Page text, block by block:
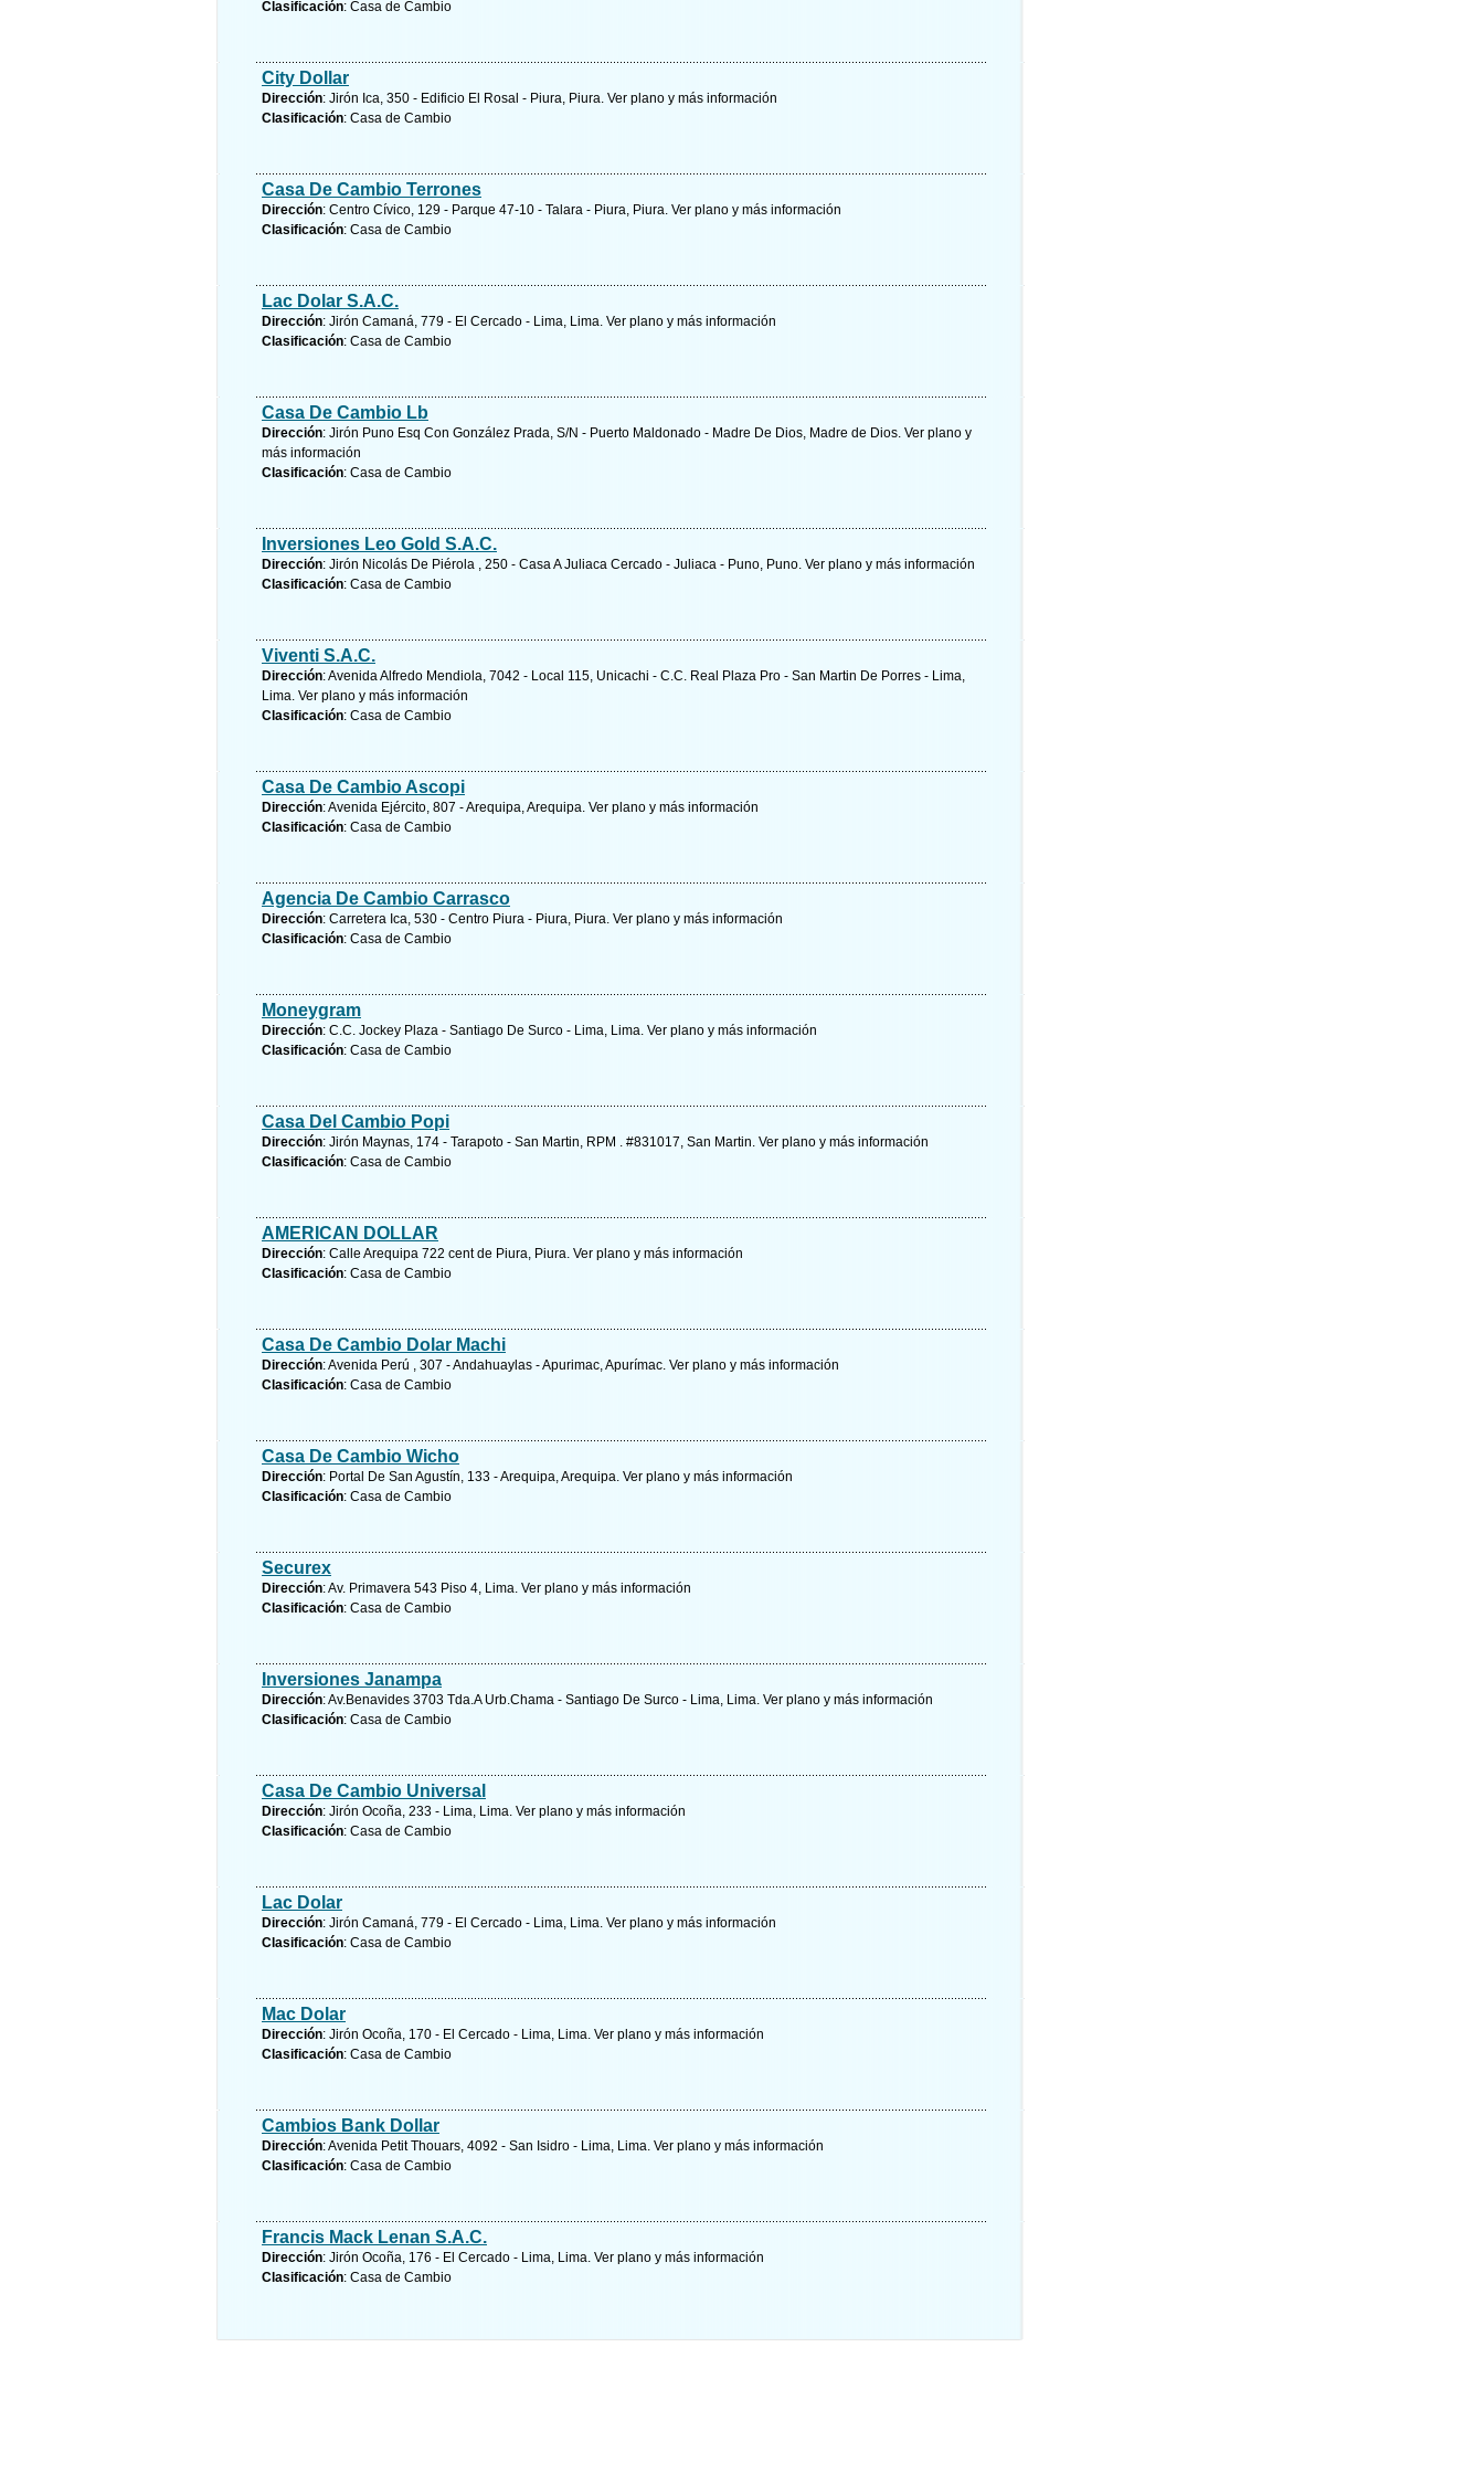
Clasificación: Casa de Cambio
City Dollar
Dirección: Jirón Ica, 350 - Edificio El Rosal - Piura, Piura. Ver plano y más información
Clasificación: Casa de Cambio
Casa De Cambio Terrones
Dirección: Centro Cívico, 129 - Parque 47-10 - Talara - Piura, Piura. Ver plano y más información
Clasificación: Casa de Cambio
Lac Dolar S.A.C.
Dirección: Jirón Camaná, 779 - El Cercado - Lima, Lima. Ver plano y más información
Clasificación: Casa de Cambio
Casa De Cambio Lb
Dirección: Jirón Puno Esq Con González Prada, S/N - Puerto Maldonado - Madre De Dios, Madre de Dios. Ver plano y
más información
Clasificación: Casa de Cambio
Inversiones Leo Gold S.A.C.
Dirección: Jirón Nicolás De Piérola , 250 - Casa A Juliaca Cercado - Juliaca - Puno, Puno. Ver plano y más información
Clasificación: Casa de Cambio
Viventi S.A.C.
Dirección: Avenida Alfredo Mendiola, 7042 - Local 115, Unicachi - C.C. Real Plaza Pro - San Martin De Porres - Lima,
Lima. Ver plano y más información
Clasificación: Casa de Cambio
Casa De Cambio Ascopi
Dirección: Avenida Ejército, 807 - Arequipa, Arequipa. Ver plano y más información
Clasificación: Casa de Cambio
Agencia De Cambio Carrasco
Dirección: Carretera Ica, 530 - Centro Piura - Piura, Piura. Ver plano y más información
Clasificación: Casa de Cambio
Moneygram
Dirección: C.C. Jockey Plaza - Santiago De Surco - Lima, Lima. Ver plano y más información
Clasificación: Casa de Cambio
Casa Del Cambio Popi
Dirección: Jirón Maynas, 174 - Tarapoto - San Martin, RPM . #831017, San Martin. Ver plano y más información
Clasificación: Casa de Cambio
AMERICAN DOLLAR
Dirección: Calle Arequipa 722 cent de Piura, Piura. Ver plano y más información
Clasificación: Casa de Cambio
Casa De Cambio Dolar Machi
Dirección: Avenida Perú , 307 - Andahuaylas - Apurimac, Apurímac. Ver plano y más información
Clasificación: Casa de Cambio
Casa De Cambio Wicho
Dirección: Portal De San Agustín, 133 - Arequipa, Arequipa. Ver plano y más información
Clasificación: Casa de Cambio
Securex
Dirección: Av. Primavera 543 Piso 4, Lima. Ver plano y más información
Clasificación: Casa de Cambio
Inversiones Janampa
Dirección: Av.Benavides 3703 Tda.A Urb.Chama - Santiago De Surco - Lima, Lima. Ver plano y más información
Clasificación: Casa de Cambio
Casa De Cambio Universal
Dirección: Jirón Ocoña, 233 - Lima, Lima. Ver plano y más información
Clasificación: Casa de Cambio
Lac Dolar
Dirección: Jirón Camaná, 779 - El Cercado - Lima, Lima. Ver plano y más información
Clasificación: Casa de Cambio
Mac Dolar
Dirección: Jirón Ocoña, 170 - El Cercado - Lima, Lima. Ver plano y más información
Clasificación: Casa de Cambio
Cambios Bank Dollar
Dirección: Avenida Petit Thouars, 4092 - San Isidro - Lima, Lima. Ver plano y más información
Clasificación: Casa de Cambio
Francis Mack Lenan S.A.C.
Dirección: Jirón Ocoña, 176 - El Cercado - Lima, Lima. Ver plano y más información
Clasificación: Casa de Cambio